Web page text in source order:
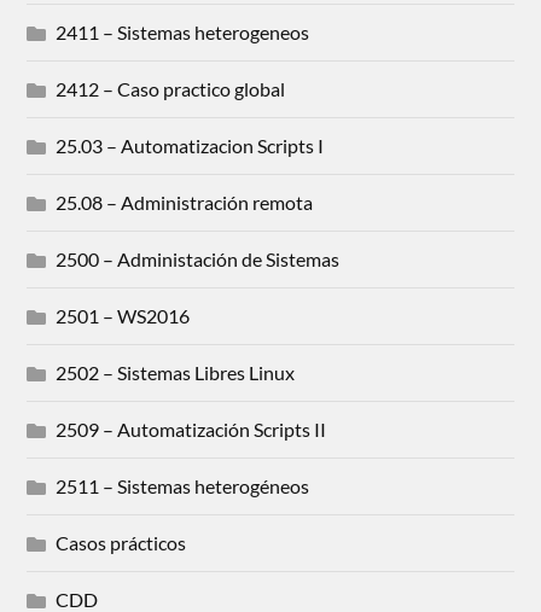
2411 – Sistemas heterogeneos
2412 – Caso practico global
25.03 – Automatizacion Scripts I
25.08 – Administración remota
2500 – Administación de Sistemas
2501 – WS2016
2502 – Sistemas Libres Linux
2509 – Automatización Scripts II
2511 – Sistemas heterogéneos
Casos prácticos
CDD